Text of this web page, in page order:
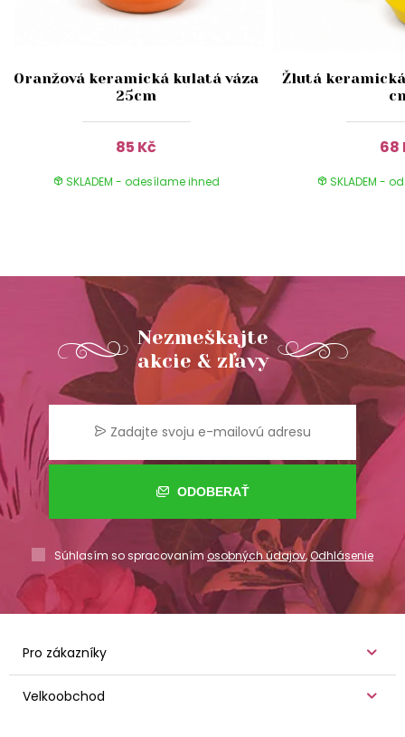
Oranžová keramická kulatá váza
25cm
85 Kč
SKLADEM - odesílame ihned
Žlutá
68
SKLADEM -
Nezmeškajte
akcie & zľavy
ODOBERAŤ
Súhlasím so spracovaním osobných údajov,Odhlásenie
Pro zákazníky
Velkoobchod